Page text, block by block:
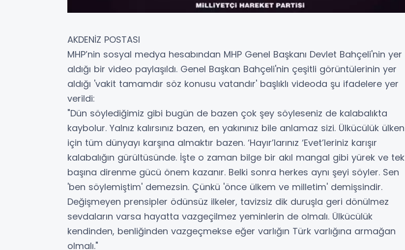
AKDENİZ POSTASI
MHP’nin sosyal medya hesabından MHP Genel Başkanı Devlet Bahçeli'nin yer
aldığı bir video paylaşıldı. Genel Başkan Bahçeli'nin çeşitli görüntülerinin yer
aldığı 'vakit tamamdır söz konusu vatandır' başlıklı videoda şu ifadelere yer
verildi:
"Dün söylediğimiz gibi bugün de bazen çok şey söyleseniz de kalabalıkta
kaybolur. Yalnız kalırsınız bazen, en yakınınız bile anlamaz sizi. Ülkücülük ülken
için tüm dünyayı karşına almaktır bazen. ‘Hayır’larınız ‘Evet’leriniz karışır
kalabalığın gürültüsünde. İşte o zaman bilge bir akıl mangal gibi yürek ve tek
başına direnme gücü önem kazanır. Belki sonra herkes aynı şeyi söyler. Sen
'ben söylemiştim' demezsin. Çünkü 'önce ülkem ve milletim' demişsindir.
Değişmeyen prensipler ödünsüz ilkeler, tavizsiz dik duruşla geri dönülmez
sevdaların varsa hayatta vazgeçilmez yeminlerin de olmalı. Ülkücülük
kendinden, benliğinden vazgeçmekse eğer varlığın Türk varlığına armağan
olmalı."